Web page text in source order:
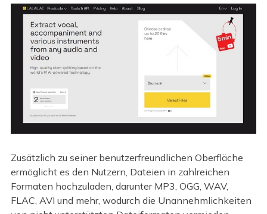
Zusätzlich zu seiner benutzerfreundlichen Oberfläche
ermöglicht es den Nutzern, Dateien in zahlreichen
Formaten hochzuladen, darunter MP3, OGG, WAV,
FLAC, AVI und mehr, wodurch die Unannehmlichkeiten